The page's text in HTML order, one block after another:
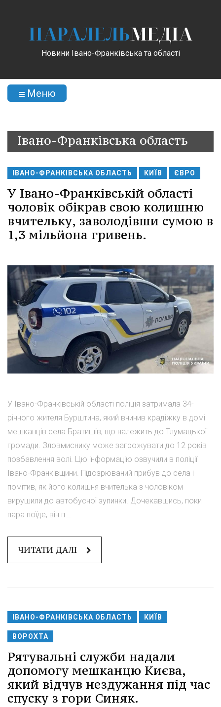
ПАРАЛЕЛЬМЕДІА
Новини Івано-Франківська та області
Меню
Івано-Франківська область
ІВАНО-ФРАНКІВСЬКА ОБЛАСТЬ КИЇВ ЄВРО
У Івано-Франківській області
чоловік обікрав свою колишню
вчительку, заволодівши сумою в
1,3 мільйона гривень.
У Івано-Франківській області поліція затримала 34-
річного жителя Бурштина, який вчинив крадіжку в домі
мешканців села Братишів, що належить до Тлумацької
громади. Зловмиснику може загрожувати до 12 років
позбавлення волі. Цю інформацію озвучили в поліції
Івано-Франківщини. Підозрюваний прибув до села і
помітив, як його колишня вчителька з чоловіком
вирушили до автобусної зупинки. Дочекавшись, поки
пара поїде, він п...
ЧИТАТИ ДАЛІ
ІВАНО-ФРАНКІВСЬКА ОБЛАСТЬ КИЇВ
ВОРОХТА
Рятувальні служби надали
допомогу мешканцю Києва,
який відчув нездужання під час
спуску з гори Синяк.